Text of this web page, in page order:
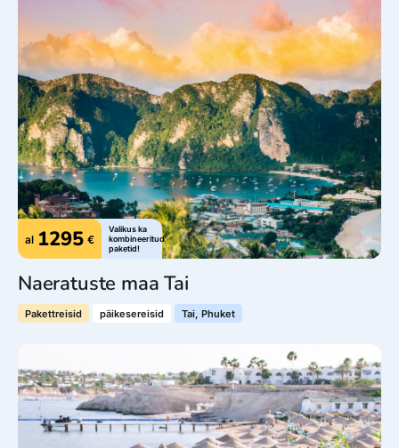
al 1295 €
Valikus ka
kombineeritud
paketid!
Naeratuste maa Tai
Pakettreisid päikesereisid Tai, Phuket